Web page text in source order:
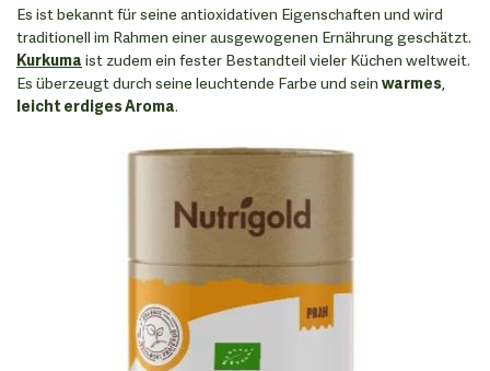
Es ist bekannt für seine antioxidativen Eigenschaften und wird
traditionell im Rahmen einer ausgewogenen Ernährung geschätzt.
Kurkuma ist zudem ein fester Bestandteil vieler Küchen weltweit.
Es überzeugt durch seine leuchtende Farbe und sein warmes
leicht erdiges Aroma.